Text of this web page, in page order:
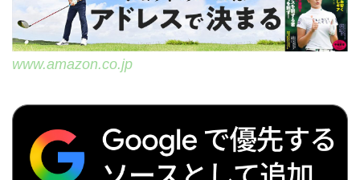
www.amazon.co.jp